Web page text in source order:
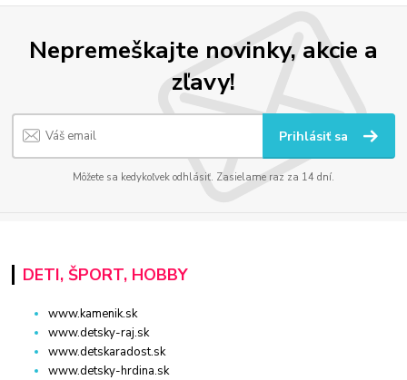
Nepremeškajte novinky, akcie a
zľavy!
Prihlásiť sa
Môžete sa kedykoľvek odhlásiť. Zasielame raz za 14 dní.
DETI, ŠPORT, HOBBY
www.kamenik.sk
www.detsky-raj.sk
www.detskaradost.sk
www.detsky-hrdina.sk